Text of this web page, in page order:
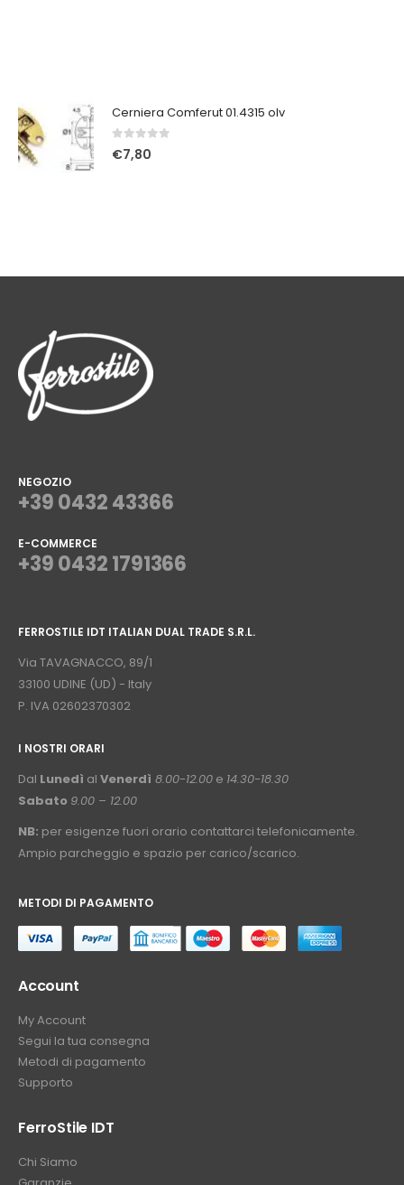
Cerniera Comferut 01.4315 olv
0Su 5
€7,80
NEGOZIO
+39 0432 43366
E-COMMERCE
+39 0432 1791366
FERROSTILE IDT ITALIAN DUAL TRADE S.R.L.
Via TAVAGNACCO, 89/1
33100 UDINE (UD) - Italy
P. IVA 02602370302
I NOSTRI ORARI
Dal Lunedì al Venerdì 8.00-12.00 e 14.30-18.30
Sabato 9.00 – 12.00
NB: per esigenze fuori orario contattarci telefonicamente.
Ampio parcheggio e spazio per carico/scarico.
METODI DI PAGAMENTO
Account
My Account
Segui la tua consegna
Metodi di pagamento
Supporto
FerroStile IDT
Chi Siamo